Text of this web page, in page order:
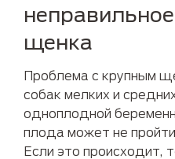
щенка
Проблема с крупным
собак мелких и
одноплодной
плода может не
Если это происходит,